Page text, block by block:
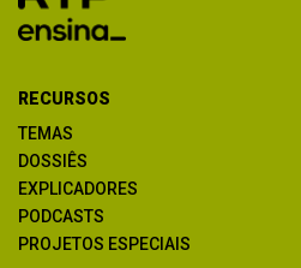
RECURSOS
TEMAS
DOSSIÊS
EXPLICADORES
PODCASTS
PROJETOS ESPECIAIS